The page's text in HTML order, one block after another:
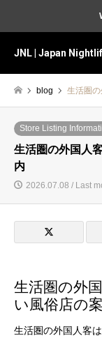
JNL | Japan
blog 生活圏
Store Listing
生活圏の外国人
内
2026.07.08 / Last
生活圏の外
い風俗店の
生活圏の外国人客